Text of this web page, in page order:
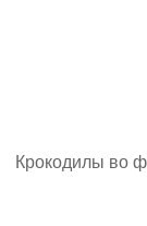
Крокодилы во